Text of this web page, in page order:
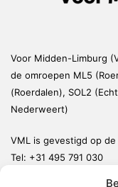
Voor Midden-Limburg
de omroepen ML5
(Roerdalen), SOL2
Nederweert)
VML is gevestigd op
Tel: +31 495 791 030